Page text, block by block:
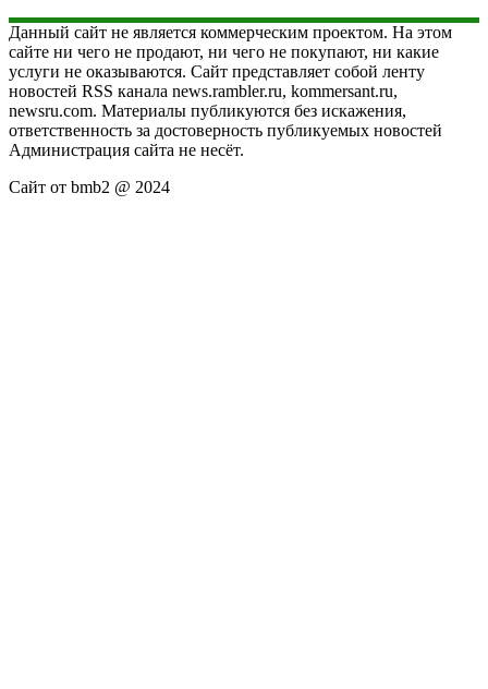
Данный сайт не является коммерческим проектом. На этом
сайте ни чего не продают, ни чего не покупают, ни какие
услуги не оказываются. Сайт представляет собой ленту
новостей RSS канала news.rambler.ru, kommersant.ru,
newsru.com. Материалы публикуются без искажения,
ответственность за достоверность публикуемых новостей
Администрация сайта не несёт.
Сайт от bmb2 @ 2024